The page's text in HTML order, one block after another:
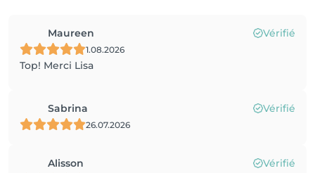
Maureen Vérifié
1.08.2026
Top! Merci Lisa
Sabrina Vérifié
26.07.2026
Alisson Vérifié